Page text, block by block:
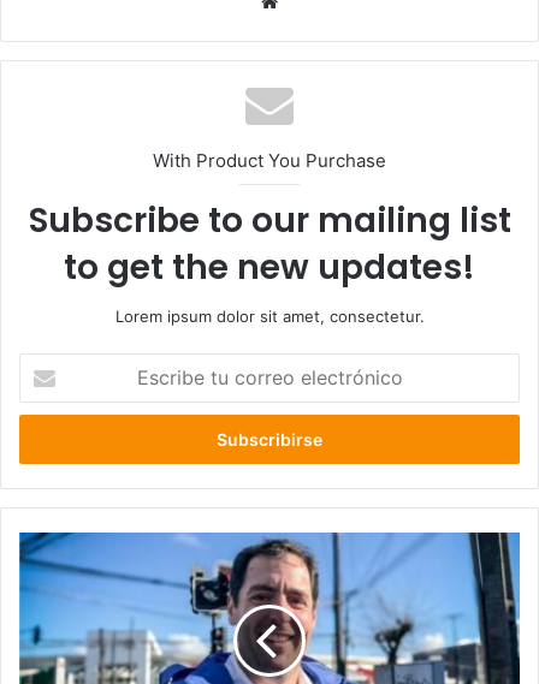
With Product You Purchase
Subscribe to our mailing list
to get the new updates!
Lorem ipsum dolor sit amet, consectetur.
correo
Leandro
Kunstmann
Collado
será
el
nuevo